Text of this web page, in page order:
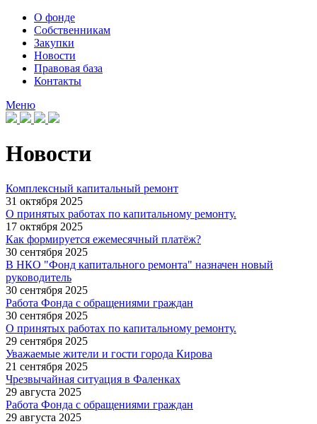
О фонде
Собственникам
Закупки
Новости
Правовая база
Контакты
Меню
Новости
Комплексный капитальный ремонт
31 октября 2025
О принятых работах по капитальному ремонту.
17 октября 2025
Как формируется ежемесячный платёж?
30 сентября 2025
В НКО "Фонд капитального ремонта" назначен новый
руководитель
30 сентября 2025
Работа Фонда с обращениями граждан
30 сентября 2025
О принятых работах по капитальному ремонту.
29 сентября 2025
Уважаемые жители и гости города Кирова
21 сентября 2025
Чрезвычайная ситуация в Фаленках
29 августа 2025
Работа Фонда с обращениями граждан
29 августа 2025